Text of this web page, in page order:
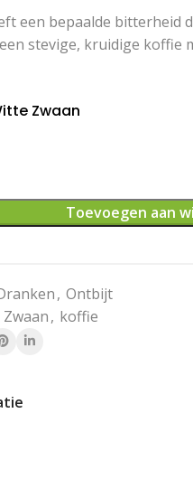
een bepaalde bitterheid
stevige, kruidige koffie
Zwaan
Toevoegen aan
, Ontbijt
, koffie